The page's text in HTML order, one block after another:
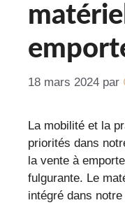
18 mars 2024 par
La mobilité et la
priorités dans
la vente à
fulgurante. Le
intégré dans